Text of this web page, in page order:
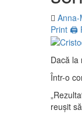
Anna-
Print 🖨
Dacă la
Într-o
reuşit